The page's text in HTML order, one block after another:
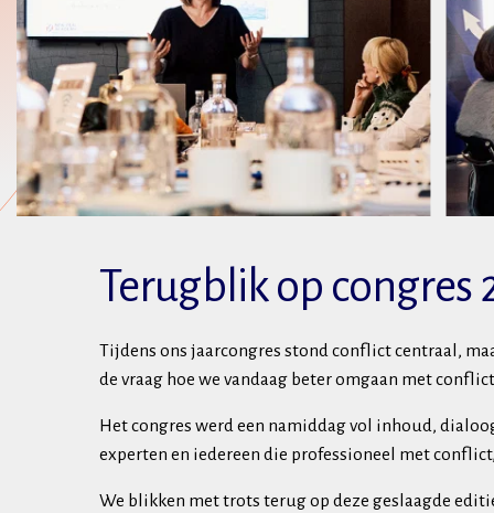
Terugblik op congres
Tijdens ons jaarcongres stond conflict centraal,
de vraag hoe we vandaag beter omgaan met
Het congres werd een namiddag vol inhoud,
experten en iedereen die professioneel met
We blikken met trots terug op deze geslaagde